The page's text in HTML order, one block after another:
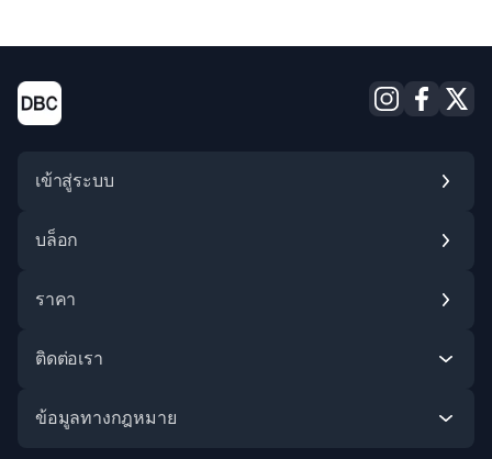
เข้าสู่ระบบ
บล็อก
ราคา
ติดต่อเรา
ข้อมูลทางกฎหมาย